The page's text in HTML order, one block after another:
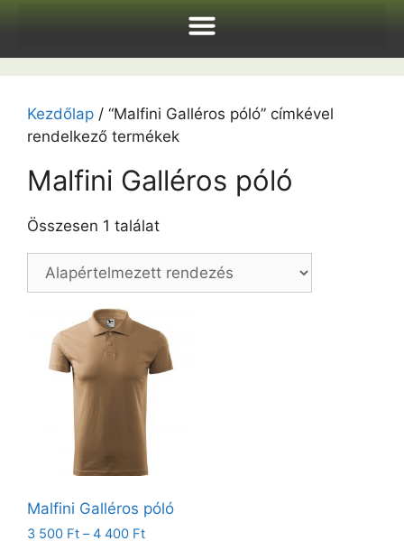
Kezdőlap / “Malfini Galléros póló” címkével
rendelkező termékek
Malfini Galléros póló
Összesen 1 találat
Malfini Galléros póló
3 500 Ft – 4 400 Ft